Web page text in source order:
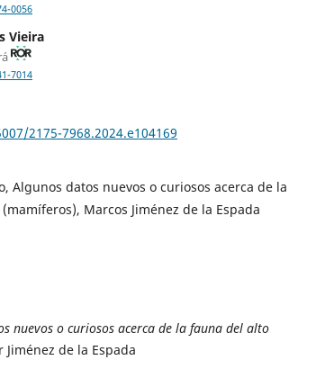
0056
Vieira
7014
2175-7968.2024.e104169
Algunos datos nuevos o curiosos acerca de la
Marcos Jiménez de la Espada
nuevos o curiosos acerca de la fauna del alto
Jiménez de la Espada